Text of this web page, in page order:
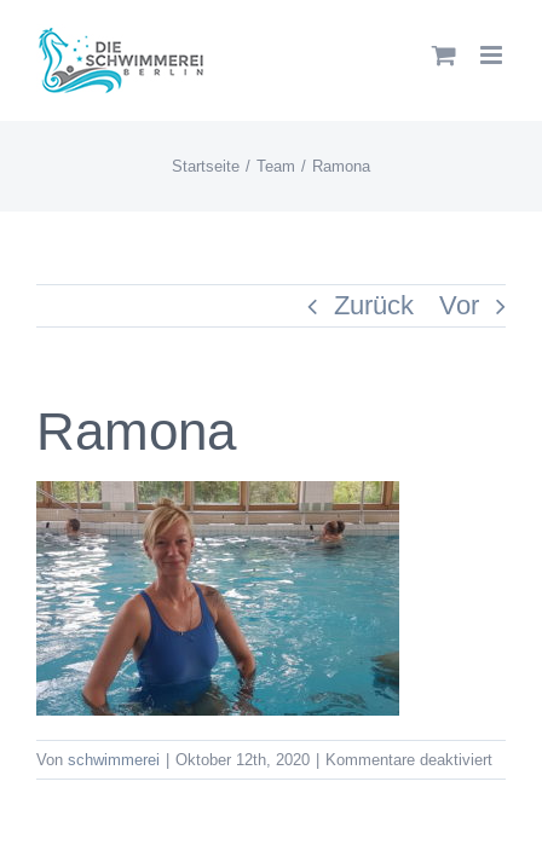
Zum
Inhalt
Startseite Team Ramona
Zurück Vor
Ramona
Von schwimmerei Oktober 12th, 2020 Kommentare deaktiviertfür